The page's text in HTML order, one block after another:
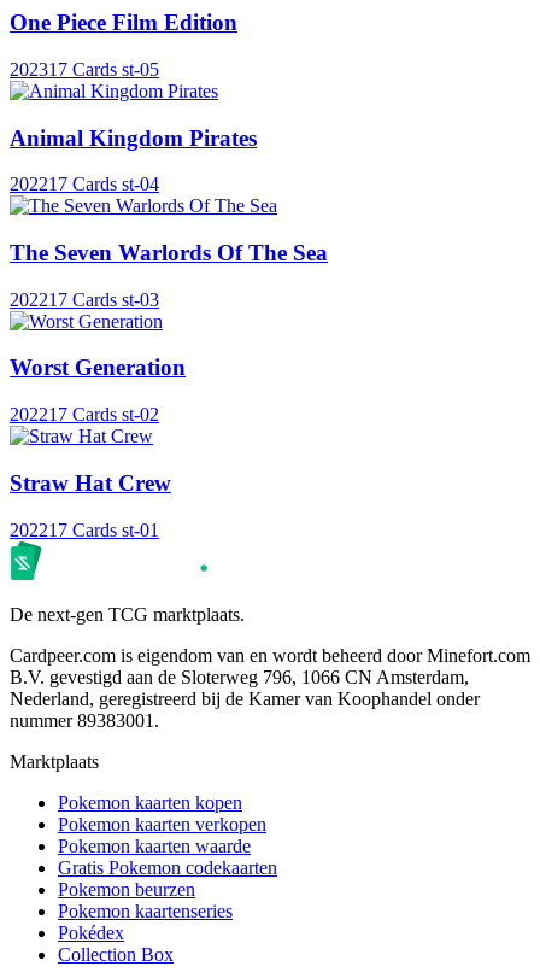
One Piece Film Edition
202317 Cards st-05
Animal Kingdom Pirates
202217 Cards st-04
The Seven Warlords Of The Sea
202217 Cards st-03
Worst Generation
202217 Cards st-02
Straw Hat Crew
202217 Cards st-01
De next-gen TCG marktplaats.
Cardpeer.com is eigendom van en wordt beheerd door Minefort.com
B.V. gevestigd aan de Sloterweg 796, 1066 CN Amsterdam,
Nederland, geregistreerd bij de Kamer van Koophandel onder
nummer 89383001.
Marktplaats
Pokemon kaarten kopen
Pokemon kaarten verkopen
Pokemon kaarten waarde
Gratis Pokemon codekaarten
Pokemon beurzen
Pokemon kaartenseries
Pokédex
Collection Box